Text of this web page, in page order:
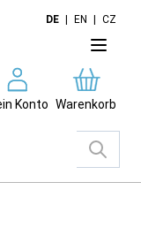
DE EN CZ
Konto Warenkorb